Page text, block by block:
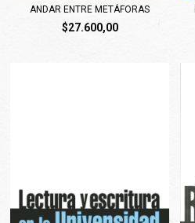
ANDAR ENTRE METÁFORAS
$27.600,00